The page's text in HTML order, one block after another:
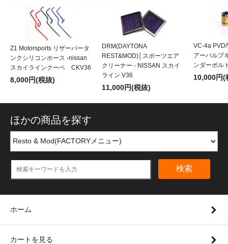
Z1 Motorsports リザーバータ
ンクシリコンホース -nissan
スカイラインクーペ CKV36
8,000円(税抜)
DRM(DAYTONA
REST&MOD)│スポーツエア
クリーナー - NISSAN スカイ
ライン V36
11,000円(税抜)
VC-4a
アーバルブ
ンダーボル
10,000円(
ほかの商品を探す
検索
ホーム
カートを見る